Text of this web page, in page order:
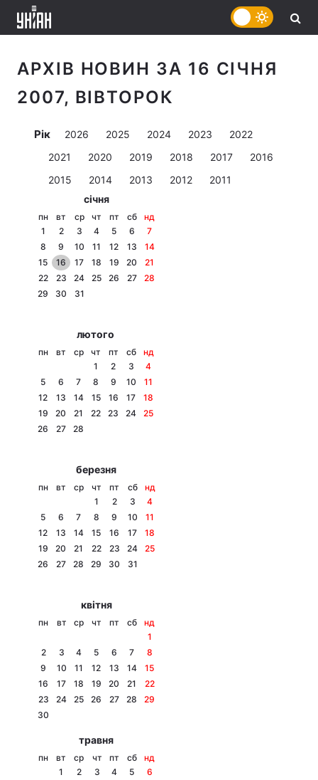
Головна
Економіка
АРХІВ НОВИН ЗА 16 СІЧНЯ
2007, ВІВТОРОК
Рік 2026 2025 2024 2023
2022
2021
2020 2019 2018 2017
2016
2015
2014 2013 2012
2011
січня
пн вт ср чт пт сб
нд
1
2 3 4 5 6
7
8
9 10 11 12 13
14
15
16 17 18 19 20
21
22
23 24 25 26 27
28
29
30 31
лютого
пн вт ср чт пт сб
нд
1
2 3
4
5
6 7 8 9 10
11
12
13 14 15 16 17
18
19
20 21 22 23 24
25
26
27 28
березня
пн вт ср чт пт сб
нд
1
2 3
4
5
6 7 8 9 10
11
12
13 14 15 16 17
18
19
20 21 22 23 24
25
26
27 28 29 30 31
квітня
пн вт ср чт пт сб
нд
1
2
3 4 5 6 7
8
9
10 11 12 13 14
15
16
17 18 19 20 21
22
23
24 25 26 27 28
29
30
травня
пн вт ср чт пт сб
нд
1
2 3 4 5
6